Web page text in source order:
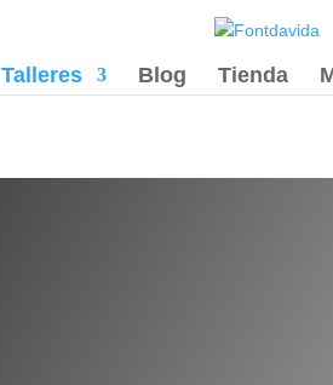
Talleres Blog Tienda